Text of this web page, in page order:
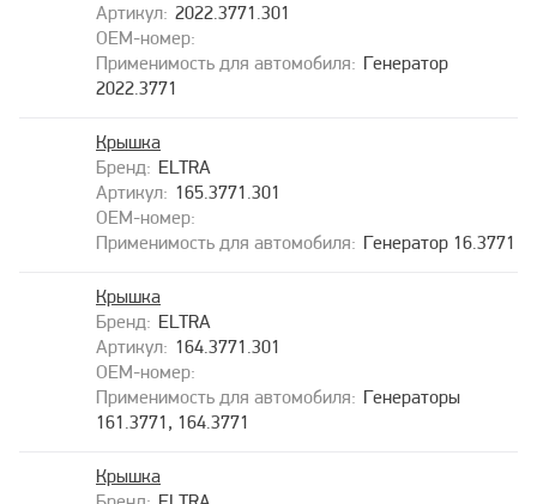
2022.3771.301
Генератор
2022.3771
ELTRA
165.3771.301
Крышка
Генератор 16.3771
ELTRA
164.3771.301
Крышка
Генераторы
161.3771, 164.3771
Крышка